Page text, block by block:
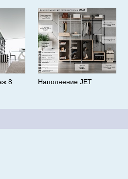
8 Наполнение JET